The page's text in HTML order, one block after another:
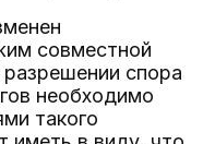
совместной
спора
необходимо
такого